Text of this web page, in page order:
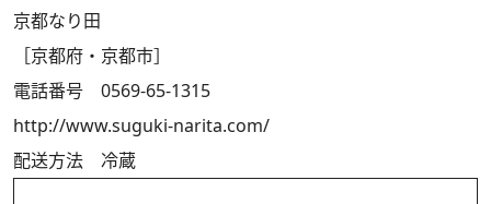
京都なり田
［京都府・京都市］
電話番号 0569-65-1315
http://www.suguki-narita.com/
配送方法 冷蔵